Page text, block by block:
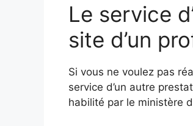
Le service
site d’un
Si vous ne voulez pas
service d’un autre
habilité par le ministère